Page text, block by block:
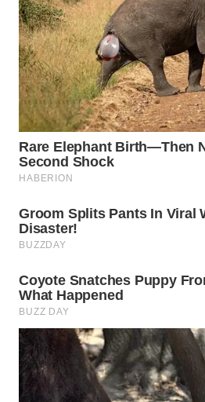
WN
KUNINGAN
WN
MAJALENGKA
WN
SUBANG
SUKABUMI
PURWAKARTA
WN
PRIANGAN
TIMUR
WN